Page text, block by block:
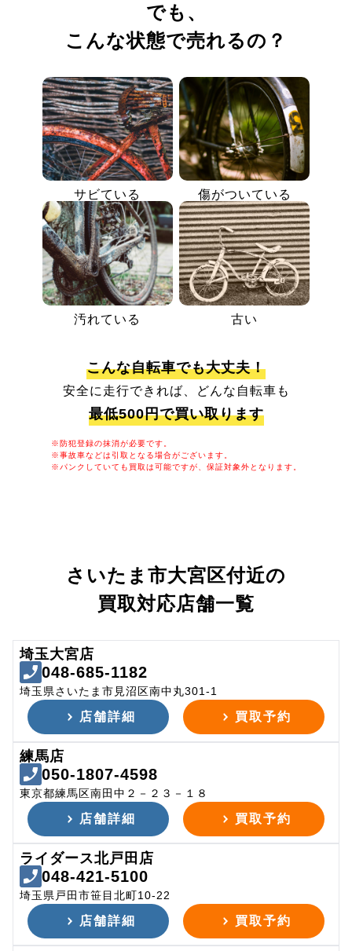
でも、
こんな状態で売れるの？
サビている 傷がついている
汚れている 古い
こんな自転車でも大丈夫！
安全に走行できれば、どんな自転車も
最低500円で買い取ります
※防犯登録の抹消が必要です。
※事故車などは引取となる場合がございます。
※パンクしていても買取は可能ですが、保証対象外となります。
さいたま市大宮区付近の
買取対応店舗一覧
埼玉大宮店
048-685-1182
埼玉県さいたま市見沼区南中丸301-1
店舗詳細 買取予約
練馬店
050-1807-4598
東京都練馬区南田中２－２３－１８
店舗詳細 買取予約
ライダース北戸田店
048-421-5100
埼玉県戸田市笹目北町10-22
店舗詳細 買取予約